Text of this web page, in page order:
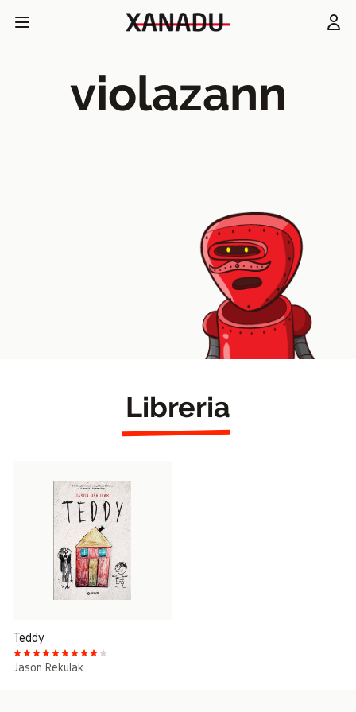
violazann
Libreria
Teddy
Jason Rekulak